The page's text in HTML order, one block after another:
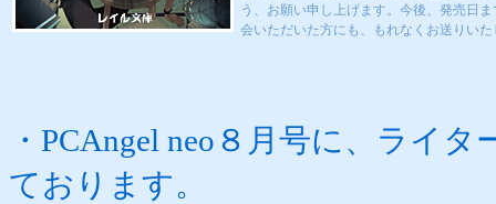
う、お願い申し上げます。今後、発売日
会いただいた方にも、もれなくお送りいた
・PCAngel neo８ 月号に、ライタ
ております。